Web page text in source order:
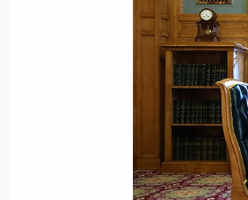
Беседа с
9 мая 2025 года,
Беседа с
да Силвой
9 мая 2025 года,